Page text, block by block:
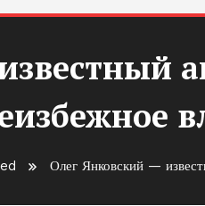
Олег Янковский —